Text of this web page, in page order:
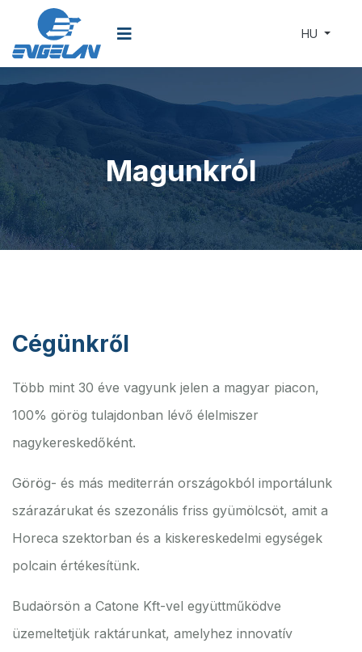
HU
Magunkról
Cégünkről
Több mint 30 éve vagyunk jelen a magyar piacon,
100% görög tulajdonban lévő élelmiszer
nagykereskedőként.
Görög- és más mediterrán országokból importálunk
szárazárukat és szezonális friss gyümölcsöt, amit a
Horeca szektorban és a kiskereskedelmi egységek
polcain értékesítünk.
Budaörsön a Catone Kft-vel együttműködve
üzemeltetjük raktárunkat, amelyhez innovatív